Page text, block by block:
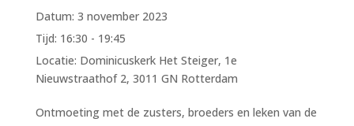
Datum: 3 november 2023
Tijd: 16:30 - 19:45
Locatie: Dominicuskerk Het Steiger, 1e
Nieuwstraathof 2, 3011 GN Rotterdam
Ontmoeting met de zusters, broeders en leken van de